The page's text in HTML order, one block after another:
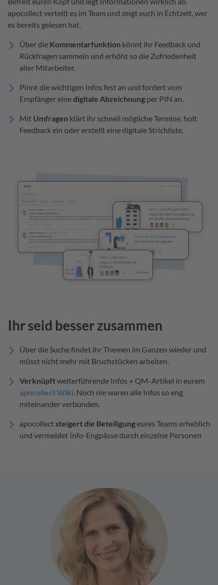
apocollect verteilt es im Team und zeigt euch in Echtzeit, wer
es bereits gelesen hat.
Über die Kommentarfunktion könnt ihr Feedback und
Rückfragen sammeln und erhöht so die Zufriedenheit
aller Mitarbeiter.
Pinnt die wichtigen Infos fest an und fordert vom
Empfänger einedigitale Abzeichnung per PIN an.
Mit Umfragen klärt ihr schnell mögliche Termine, holt
Feedback ein oder erstellt eine digitale Strichliste.
Ihr seid besser zusammen
Über die Suche findet ihr Themen im Ganzen wieder und
müsst nicht mehr mit Bruchstücken arbeiten.
Verknüpftweiterführende Infos + QM-Artikel in eurem
apocollect Wiki. Noch nie waren alle Infos so eng
miteinander verbunden.
apocollectsteigert die Beteiligungeures Teams erheblich
und vermeidet Info-Engpässe durch einzelne Personen